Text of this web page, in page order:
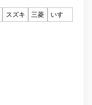
スズキ 三菱
いすゞ